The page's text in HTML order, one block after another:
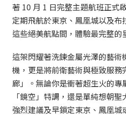
著 10 月 1 日完整主題航班正式
定期飛航於東京、鳳凰城以及布
這些絕美航點間，體驗最完整的
這架閃耀著洗鍊金屬光澤的藝術
機，更是將前衛藝術與極致服務
廊」。無論你是衝著超生火的專
「鏡空」特調，還是單純想朝
強烈建議及早鎖定東京、鳳凰城